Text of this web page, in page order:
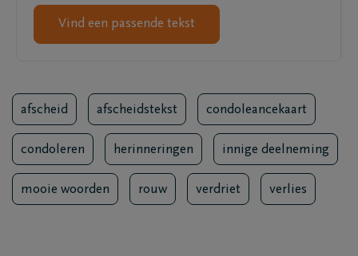
Vind een passende tekst
afscheid afscheidstekst condoleancekaart
condoleren herinneringen innige deelneming
mooie woorden rouw verdriet verlies